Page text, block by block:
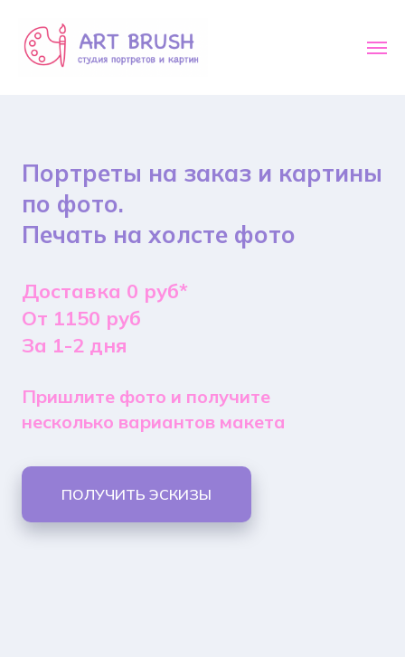
Портреты на заказ и картины
по фото.
Печать на холсте фото
Доставка 0 руб*
От 1150 руб
За 1-2 дня
Пришлите фото и получите
несколько вариантов макета
ПОЛУЧИТЬ ЭСКИЗЫ